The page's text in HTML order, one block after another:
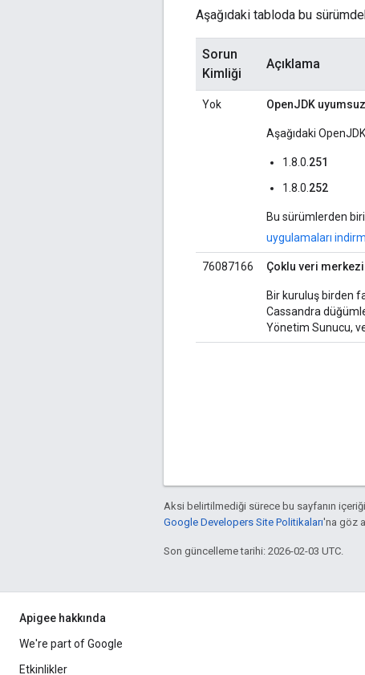
Aşağıdaki tabloda bu
Sorun
Kimliği
Açıklama
Yok OpenJDK
Aşağıdaki
1.8.0. 251
1.8.0. 252
Bu sürümlerden
uygulamaları
76087166 Çoklu veri
Bir kuruluş birden
Cassandra
Yönetim Sunucu,
Aksi belirtilmediği sürece bu sayfanın içeriği
Google Developers Site Politikaları'na göz
Son güncelleme tarihi: 2026-02-03 UTC.
Apigee hakkında
We're part of Google
Etkinlikler